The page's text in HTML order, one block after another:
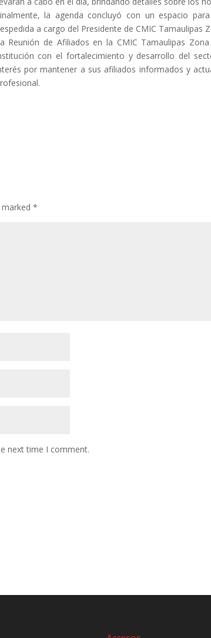
la agenda concluyó con un espacio
a cargo del Presidente de CMIC Tamaulipas
Reunión de Afiliados en la CMIC Tamaulipas
con el fortalecimiento y desarrollo del
por mantener a sus afiliados informados y
marked*
next time I comment.